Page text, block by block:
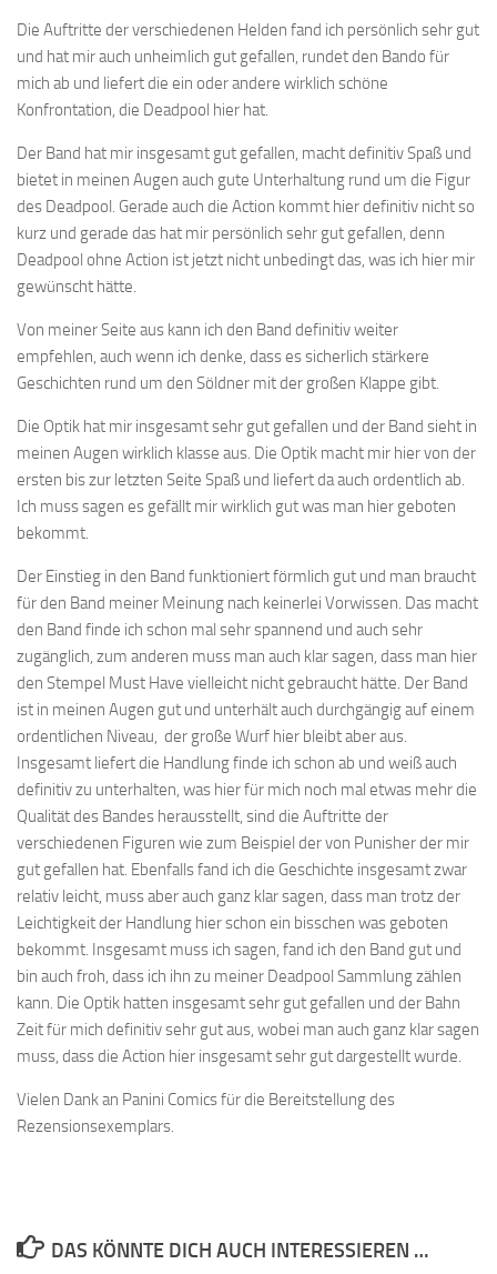
Die Auftritte der verschiedenen Helden fand ich persönlich sehr gut
und hat mir auch unheimlich gut gefallen, rundet den Bando für
mich ab und liefert die ein oder andere wirklich schöne
Konfrontation, die Deadpool hier hat.
Der Band hat mir insgesamt gut gefallen, macht definitiv Spaß und
bietet in meinen Augen auch gute Unterhaltung rund um die Figur
des Deadpool. Gerade auch die Action kommt hier definitiv nicht so
kurz und gerade das hat mir persönlich sehr gut gefallen, denn
Deadpool ohne Action ist jetzt nicht unbedingt das, was ich hier mir
gewünscht hätte.
Von meiner Seite aus kann ich den Band definitiv weiter
empfehlen, auch wenn ich denke, dass es sicherlich stärkere
Geschichten rund um den Söldner mit der großen Klappe gibt.
Die Optik hat mir insgesamt sehr gut gefallen und der Band sieht in
meinen Augen wirklich klasse aus. Die Optik macht mir hier von der
ersten bis zur letzten Seite Spaß und liefert da auch ordentlich ab.
Ich muss sagen es gefällt mir wirklich gut was man hier geboten
bekommt.
Der Einstieg in den Band funktioniert förmlich gut und man braucht
für den Band meiner Meinung nach keinerlei Vorwissen. Das macht
den Band finde ich schon mal sehr spannend und auch sehr
zugänglich, zum anderen muss man auch klar sagen, dass man hier
den Stempel Must Have vielleicht nicht gebraucht hätte. Der Band
ist in meinen Augen gut und unterhält auch durchgängig auf einem
ordentlichen Niveau, der große Wurf hier bleibt aber aus.
Insgesamt liefert die Handlung finde ich schon ab und weiß auch
definitiv zu unterhalten, was hier für mich noch mal etwas mehr die
Qualität des Bandes herausstellt, sind die Auftritte der
verschiedenen Figuren wie zum Beispiel der von Punisher der mir
gut gefallen hat. Ebenfalls fand ich die Geschichte insgesamt zwar
relativ leicht, muss aber auch ganz klar sagen, dass man trotz der
Leichtigkeit der Handlung hier schon ein bisschen was geboten
bekommt. Insgesamt muss ich sagen, fand ich den Band gut und
bin auch froh, dass ich ihn zu meiner Deadpool Sammlung zählen
kann. Die Optik hatten insgesamt sehr gut gefallen und der Bahn
Zeit für mich definitiv sehr gut aus, wobei man auch ganz klar sagen
muss, dass die Action hier insgesamt sehr gut dargestellt wurde.
Vielen Dank an Panini Comics für die Bereitstellung des
Rezensionsexemplars.
DAS KÖNNTE DICH AUCH INTERESSIEREN …